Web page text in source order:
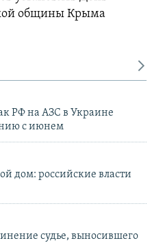
общины Крыма
РФ на АЗС в Украине
с июнем
дом: российские власти
судье, выносившего